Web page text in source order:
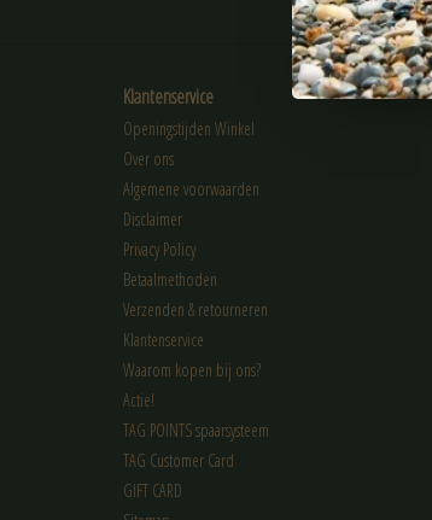
Klantenservice
Openingstijden Winkel
Over ons
Algemene voorwaarden
Disclaimer
Privacy Policy
Betaalmethoden
Verzenden & retourneren
Klantenservice
Waarom kopen bij ons?
Actie!
TAG POINTS spaarsysteem
TAG Customer Card
GIFT CARD